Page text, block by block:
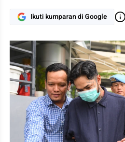
Ikuti kumparan di Google